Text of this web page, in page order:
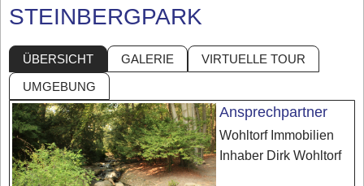
STEINBERGPARK
ÜBERSICHT GALERIE
VIRTUELLE TOUR
UMGEBUNG
Ansprechpartner
Wohltorf Immobilien
Inhaber Dirk Wohltorf